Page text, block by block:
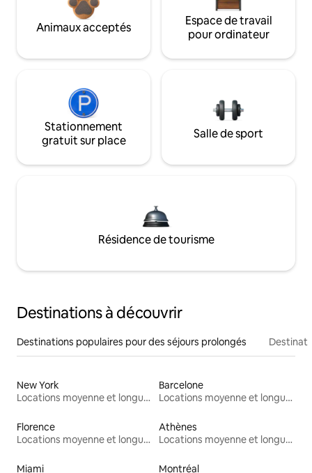
Animaux acceptés
Espace de travail
pour ordinateur
Stationnement
gratuit sur place
Salle de sport
Résidence de tourisme
Destinations à découvrir
Destinations populaires pour des séjours prolongés
New York
Locations moyenne et longue durée
Barcelone
Locations moyenne et longue durée
Florence
Locations moyenne et longue durée
Athènes
Locations moyenne et longue durée
Miami Montréal